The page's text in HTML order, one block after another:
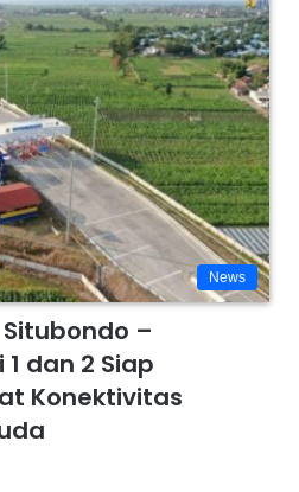
News
–
dan 2 Siap
Konektivitas